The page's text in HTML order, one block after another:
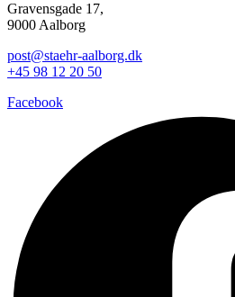
Gravensgade 17,
9000 Aalborg
post@staehr-aalborg.dk
+45 98 12 20 50
Facebook